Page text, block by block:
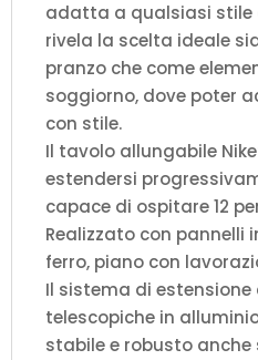
adatta a qualsiasi stile
rivela la scelta ideale
pranzo che come
soggiorno, dove poter
con stile.
Il tavolo allungabile
estendersi
capace di ospitare 12
Realizzato con pannelli
ferro, piano con
Il sistema di estensione
telescopiche in
stabile e robusto